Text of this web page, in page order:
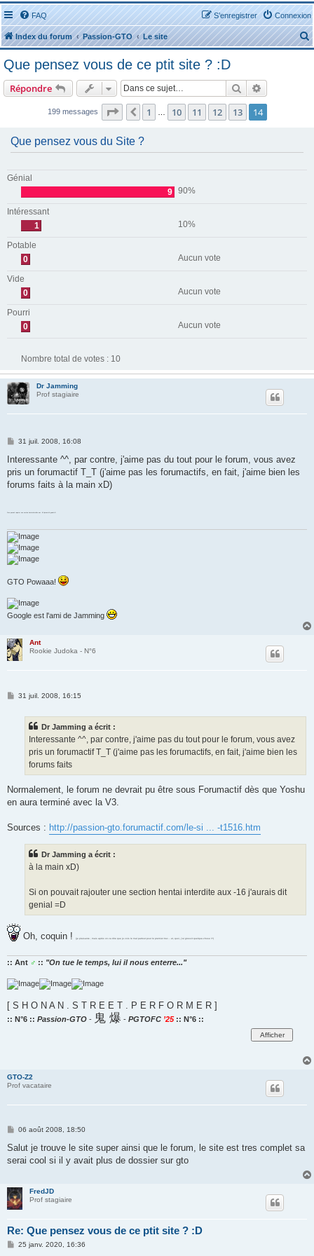
FAQ Connexion
S’enregistrer
Index du forum Passion-GTO Le site
e
Que pensez vous de ce ptit site ? :D
Répondre Rechercher
199 messages Page 14 sur 14
Précédente
1 10 11 12 13 14
Que pensez vous du Site ?
Génial
9 90%
Intéressant
1
10%
Potable
0
Aucun vote
Vide
0
Aucun vote
Pourri
0
Aucun vote
Nombre total de votes : 10
Dr Jamming
Prof stagiaire
M
s
a
g
31 juil. 2008, 16:08
Interessante ^^, par contre, j'aime pas du tout pour le forum, vous avez
pris un forumactif T_T (j'aime pas les forumactifs, en fait, j'aime bien les
forums faits à la main xD)
GTO Powaaa!
Google est l'ami de Jamming
Ant
Rookie Judoka - N°6
M31 juil. 2008, 16:15
Dr Jamming a écrit :
Interessante ^^, par contre, j'aime pas du tout pour le forum, vous avez
pris un forumactif T_T (j'aime pas les forumactifs, en fait, j'aime bien les
forums faits
Normalement, le forum ne devrait pu être sous Forumactif dès que Yoshu
en aura terminé avec la V3.
Sources : http://passion-gto.forumactif.com/le-si ... -t1516.htm
Dr Jamming a écrit :
à la main xD)
Si on pouvait rajouter une section hentai interdite aux -16 j'aurais dit
genial =D
Oh, coquin ! (je plaisante ; mais après on va dire que je vois le mal partout pour le premier truc... et, quoi, j'ai grossit quelque-chose !?)
:: Ant ♂ :: "On tue le temps, lui il nous enterre..."
[ S H O N A N . S T R E E T . P E R F O R M E R ]
:: N°6 :: Passion-GTO - 鬼 爆 - PGTOFC ’25 :: N°6 ::
GTO-Z2
Prof vacataire
M
s
a
06 août 2008, 18:50
Salut je trouve le site super ainsi que le forum, le site est tres complet sa
serai cool si il y avait plus de dossier sur gto
FredJD
Prof stagiaire
Re: Que pensez vous de ce ptit site ? :D
M25 janv. 2020, 16:36